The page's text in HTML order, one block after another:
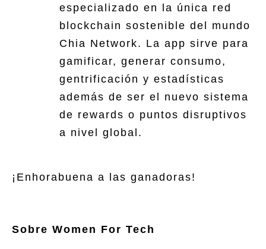
especializado en la única red
blockchain sostenible del mundo
Chia Network. La app sirve para
gamificar, generar consumo,
gentrificación y estadísticas
además de ser el nuevo sistema
de rewards o puntos disruptivos
a nivel global.
¡Enhorabuena a las ganadoras!
Sobre Women For Tech